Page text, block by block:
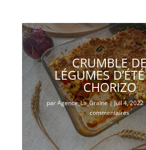
CRUMBLE
LÉGUMES
CHORIZO
parAgence_La_Graine|Juil 4, 2022
commentaires